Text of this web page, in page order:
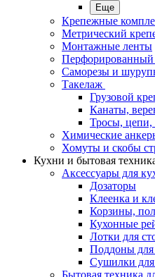
Еще
Крепежные
Метрический
Монтажные ленты
Перфорированный
Саморезы и
Такелаж
Грузовой
Канаты,
Тросы,
Химические
Хомуты и скобы
Кухни и бытовая
Аксессуары для
Дозаторы
Клеенка и
Корзины,
Кухонные
Лотки для
Поддоны
Сушилки
Бытовая техника